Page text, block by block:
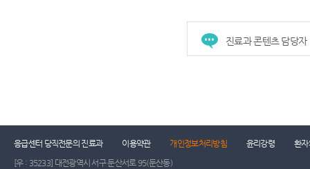
진료과 콘텐츠 담당자
응급센터 당직전문의 진료과 이용약관 개인정보처리방침 윤리강령
환자
[우 : 35233] 대전광역시 서구 둔산서로 95(둔산동)